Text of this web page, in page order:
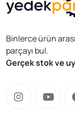
Binlerce ürün
parçayı bul.
Gerçek stok ve